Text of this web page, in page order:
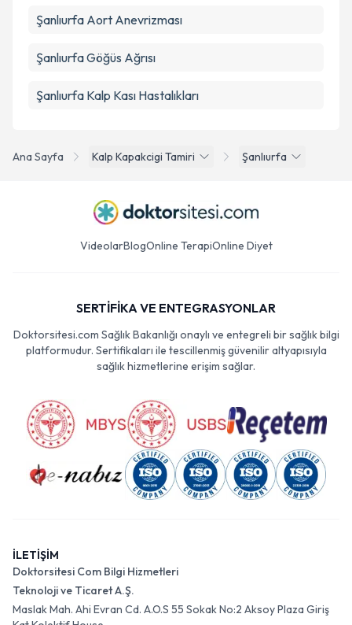
Ana Sayfa Kalp Kapakcigi Tamiri Şanlıurfa
Şanlıurfa Aort Anevrizması
Şanlıurfa Göğüs Ağrısı
Şanlıurfa Kalp Kası Hastalıkları
VideolarBlogOnline TerapiOnline Diyet
SERTİFİKA VE ENTEGRASYONLAR
Doktorsitesi.com Sağlık Bakanlığı onaylı ve entegreli bir sağlık bilgi
platformudur. Sertifikaları ile tescillenmiş güvenilir altyapısıyla
sağlık hizmetlerine erişim sağlar.
İLETİŞİM
Doktorsitesi Com Bilgi Hizmetleri
Teknoloji ve Ticaret A.Ş.
Maslak Mah. Ahi Evran Cd. A.O.S 55 Sokak No:2 Aksoy Plaza Giriş